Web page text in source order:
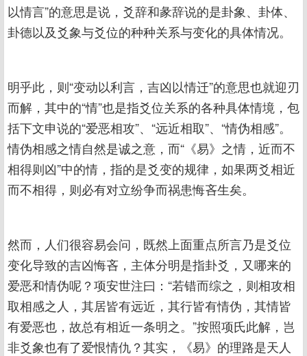
以情言”的意思是说，爻辞和彖辞说的是卦象、卦体、
卦德以及爻象与爻位的种种关系与变化的具体情况。
明乎此，则“变动以利言，吉凶以情迁”的意思也就迎刃
而解，其中的“情”也是指爻位关系的各种具体情境，包
括下文申说的“爱恶相攻”、“远近相取”、“情伪相感”。
情伪相感之情自然是诚之意，而“《易》之情，近而不
相得则凶”中的情，指的是爻变的规律，如果两爻相近
而不相得，则必有对立纷争而祸患悔吝生矣。
然而，人们很容易会问，既然上面重点所言乃是爻位
变化导致的吉凶悔吝，主体分明是指卦爻，又哪来的
爱恶和情伪呢？项安世注曰：“若错而综之，则相攻相
取相感之人，其居皆有远近，其行皆有情伪，其情皆
有爱恶也，故总有相近一条明之。”按照项氏此解，岂
非爻象也有了爱恨情仇？其实，《易》的理路是天人